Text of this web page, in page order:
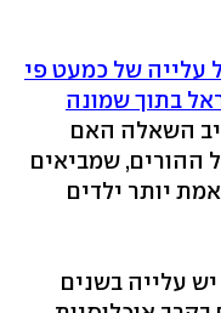
עלייה של כמעט פי
בתוך שמונה
השאלה האם
ההורים, שמביאים
יותר ילדים
עלייה בשנים